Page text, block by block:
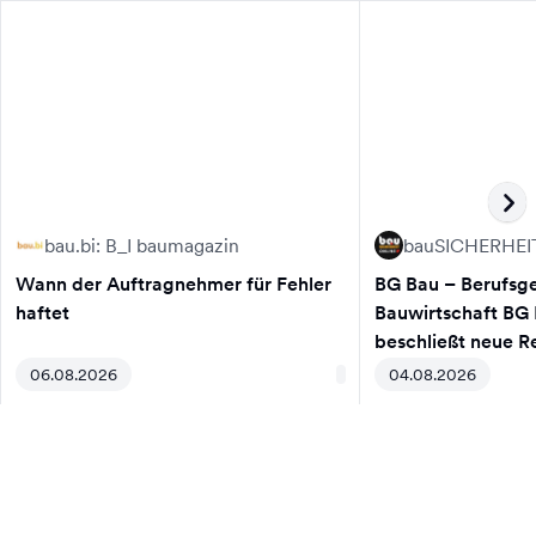
bau.bi: B_I baumagazin
Wann der Auftragnehmer für Fehler
haftet
06.08.2026
BG Bau –
Bauwirtschaft BG
beschließt neue
04.08.2026